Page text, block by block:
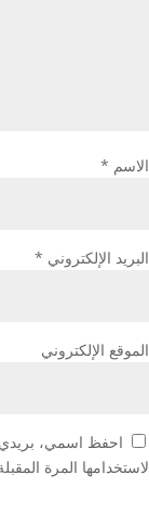
الاسم *
البريد الإلكتروني *
الموقع الإلكتروني
احفظ اسمي، بريدي
لاستخدامها المرة